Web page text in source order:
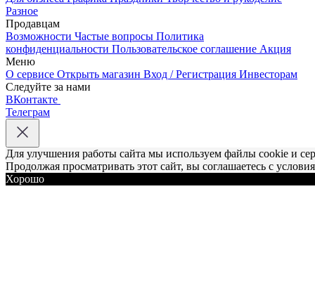
Разное
Продавцам
Возможности Частые вопросы Политика
конфиденциальности Пользовательское соглашение Акция
Меню
О сервисе Открыть магазин Вход / Регистрация Инвесторам
Следуйте за нами
ВКонтакте
Телеграм
Для улучшения работы сайта мы используем файлы cookie и
Продолжая просматривать этот сайт, вы соглашаетесь с
Хорошо